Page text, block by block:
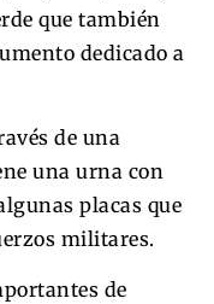
que también
dedicado a
de una
una urna con
placas que
militares.
de